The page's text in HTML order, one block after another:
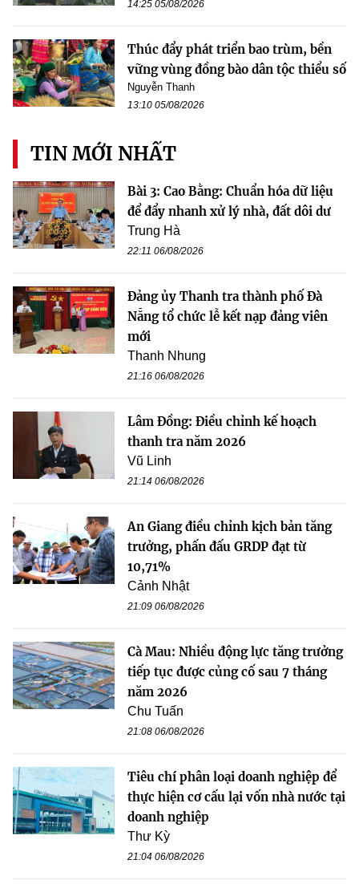
14:25 05/08/2026
Thúc đẩy phát triển bao trùm, bền
vững vùng đồng bào dân tộc thiểu số
Nguyễn Thanh
13:10 05/08/2026
TIN MỚI NHẤT
Bài 3: Cao Bằng: Chuẩn hóa dữ liệu
để đẩy nhanh xử lý nhà, đất dôi dư
Trung Hà
22:11 06/08/2026
Đảng ủy Thanh tra thành phố Đà
Nẵng tổ chức lễ kết nạp đảng viên
mới
Thanh Nhung
21:16 06/08/2026
Lâm Đồng: Điều chỉnh kế hoạch
thanh tra năm 2026
Vũ Linh
21:14 06/08/2026
An Giang điều chỉnh kịch bản tăng
trưởng, phấn đấu GRDP đạt từ
10,71%
Cảnh Nhật
21:09 06/08/2026
Cà Mau: Nhiều động lực tăng trưởng
tiếp tục được củng cố sau 7 tháng
năm 2026
Chu Tuấn
21:08 06/08/2026
Tiêu chí phân loại doanh nghiệp để
thực hiện cơ cấu lại vốn nhà nước tại
doanh nghiệp
Thư Kỳ
21:04 06/08/2026